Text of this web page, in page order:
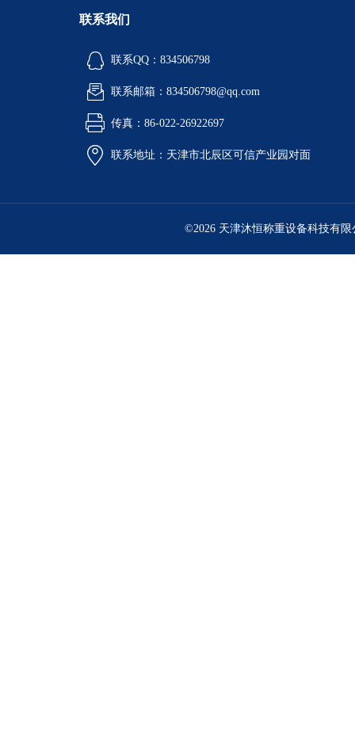
联系我们
联系QQ：834506798
联系邮箱：834506798@qq.com
传真：86-022-26922697
联系地址：天津市北辰区可信产业园对面
©2026 天津沐恒称重设备科技有